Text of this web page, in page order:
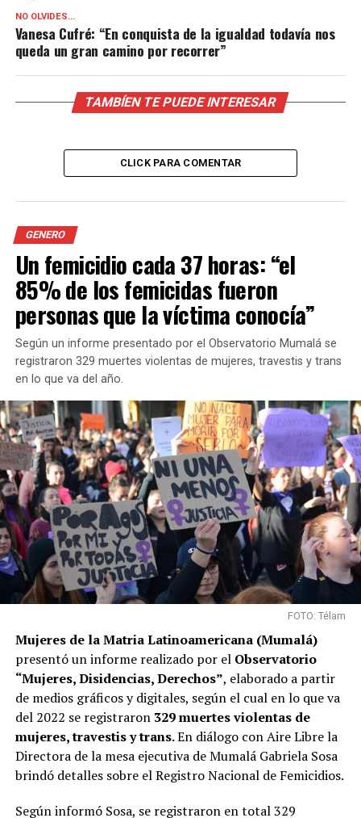
NO OLVIDES...
Vanesa Cufré: “En conquista de la igualdad todavía nos
queda un gran camino por recorrer”
TAMBÍEN TE PUEDE INTERESAR
CLICK PARA COMENTAR
GENERO
Un femicidio cada 37 horas: “el
85% de los femicidas fueron
personas que la víctima conocía”
Según un informe presentado por el Observatorio Mumalá se
registraron 329 muertes violentas de mujeres, travestis y trans
en lo que va del año.
FOTO: Télam
Mujeres de la Matria Latinoamericana (Mumalá)
presentó un informe realizado por el Observatorio
“Mujeres, Disidencias, Derechos”, elaborado a partir
de medios gráficos y digitales, según el cual en lo que va
del 2022 se registraron 329 muertes violentas de
mujeres, travestis y trans.En diálogo con Aire Libre la
Directora de la mesa ejecutiva de Mumalá Gabriela Sosa
brindó detalles sobre el Registro Nacional de Femicidios.
Según informó Sosa, se registraron en total 329